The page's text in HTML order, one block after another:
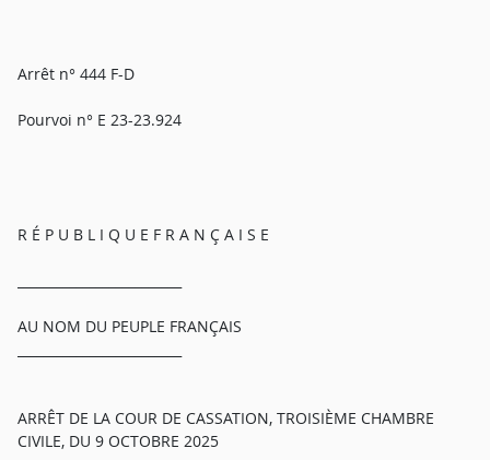
Arrêt n° 444 F-D
Pourvoi n° E 23-23.924
R É P U B L I Q U E F R A N Ç A I S E
AU NOM DU PEUPLE FRANÇAIS
ARRÊT DE LA COUR DE CASSATION, TROISIÈME CHAMBRE
CIVILE, DU 9 OCTOBRE 2025